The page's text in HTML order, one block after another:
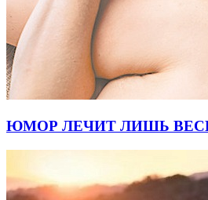
ЮМОР ЛЕЧИТ ЛИШЬ